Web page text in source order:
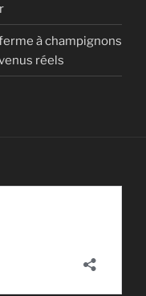
à champignons
réels